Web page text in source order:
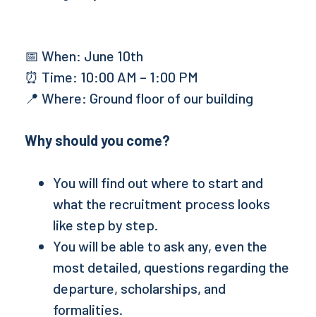
📅 When: June 10th
⏰ Time: 10:00 AM – 1:00 PM
📍 Where: Ground floor of our building
Why should you come?
You will find out where to start and
what the recruitment process looks
like step by step.
You will be able to ask any, even the
most detailed, questions regarding the
departure, scholarships, and
formalities.